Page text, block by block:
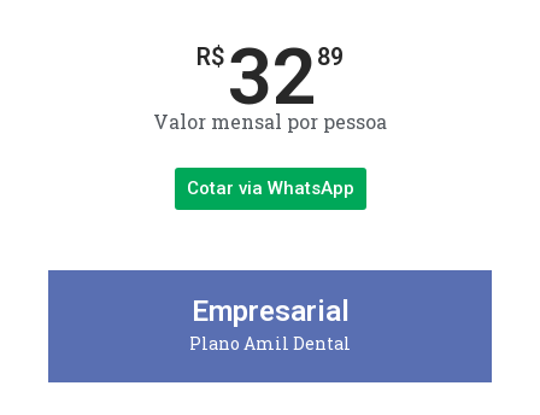
R$ 3289
Valor mensal por pessoa
Cotar via WhatsApp
Empresarial
Plano Amil Dental